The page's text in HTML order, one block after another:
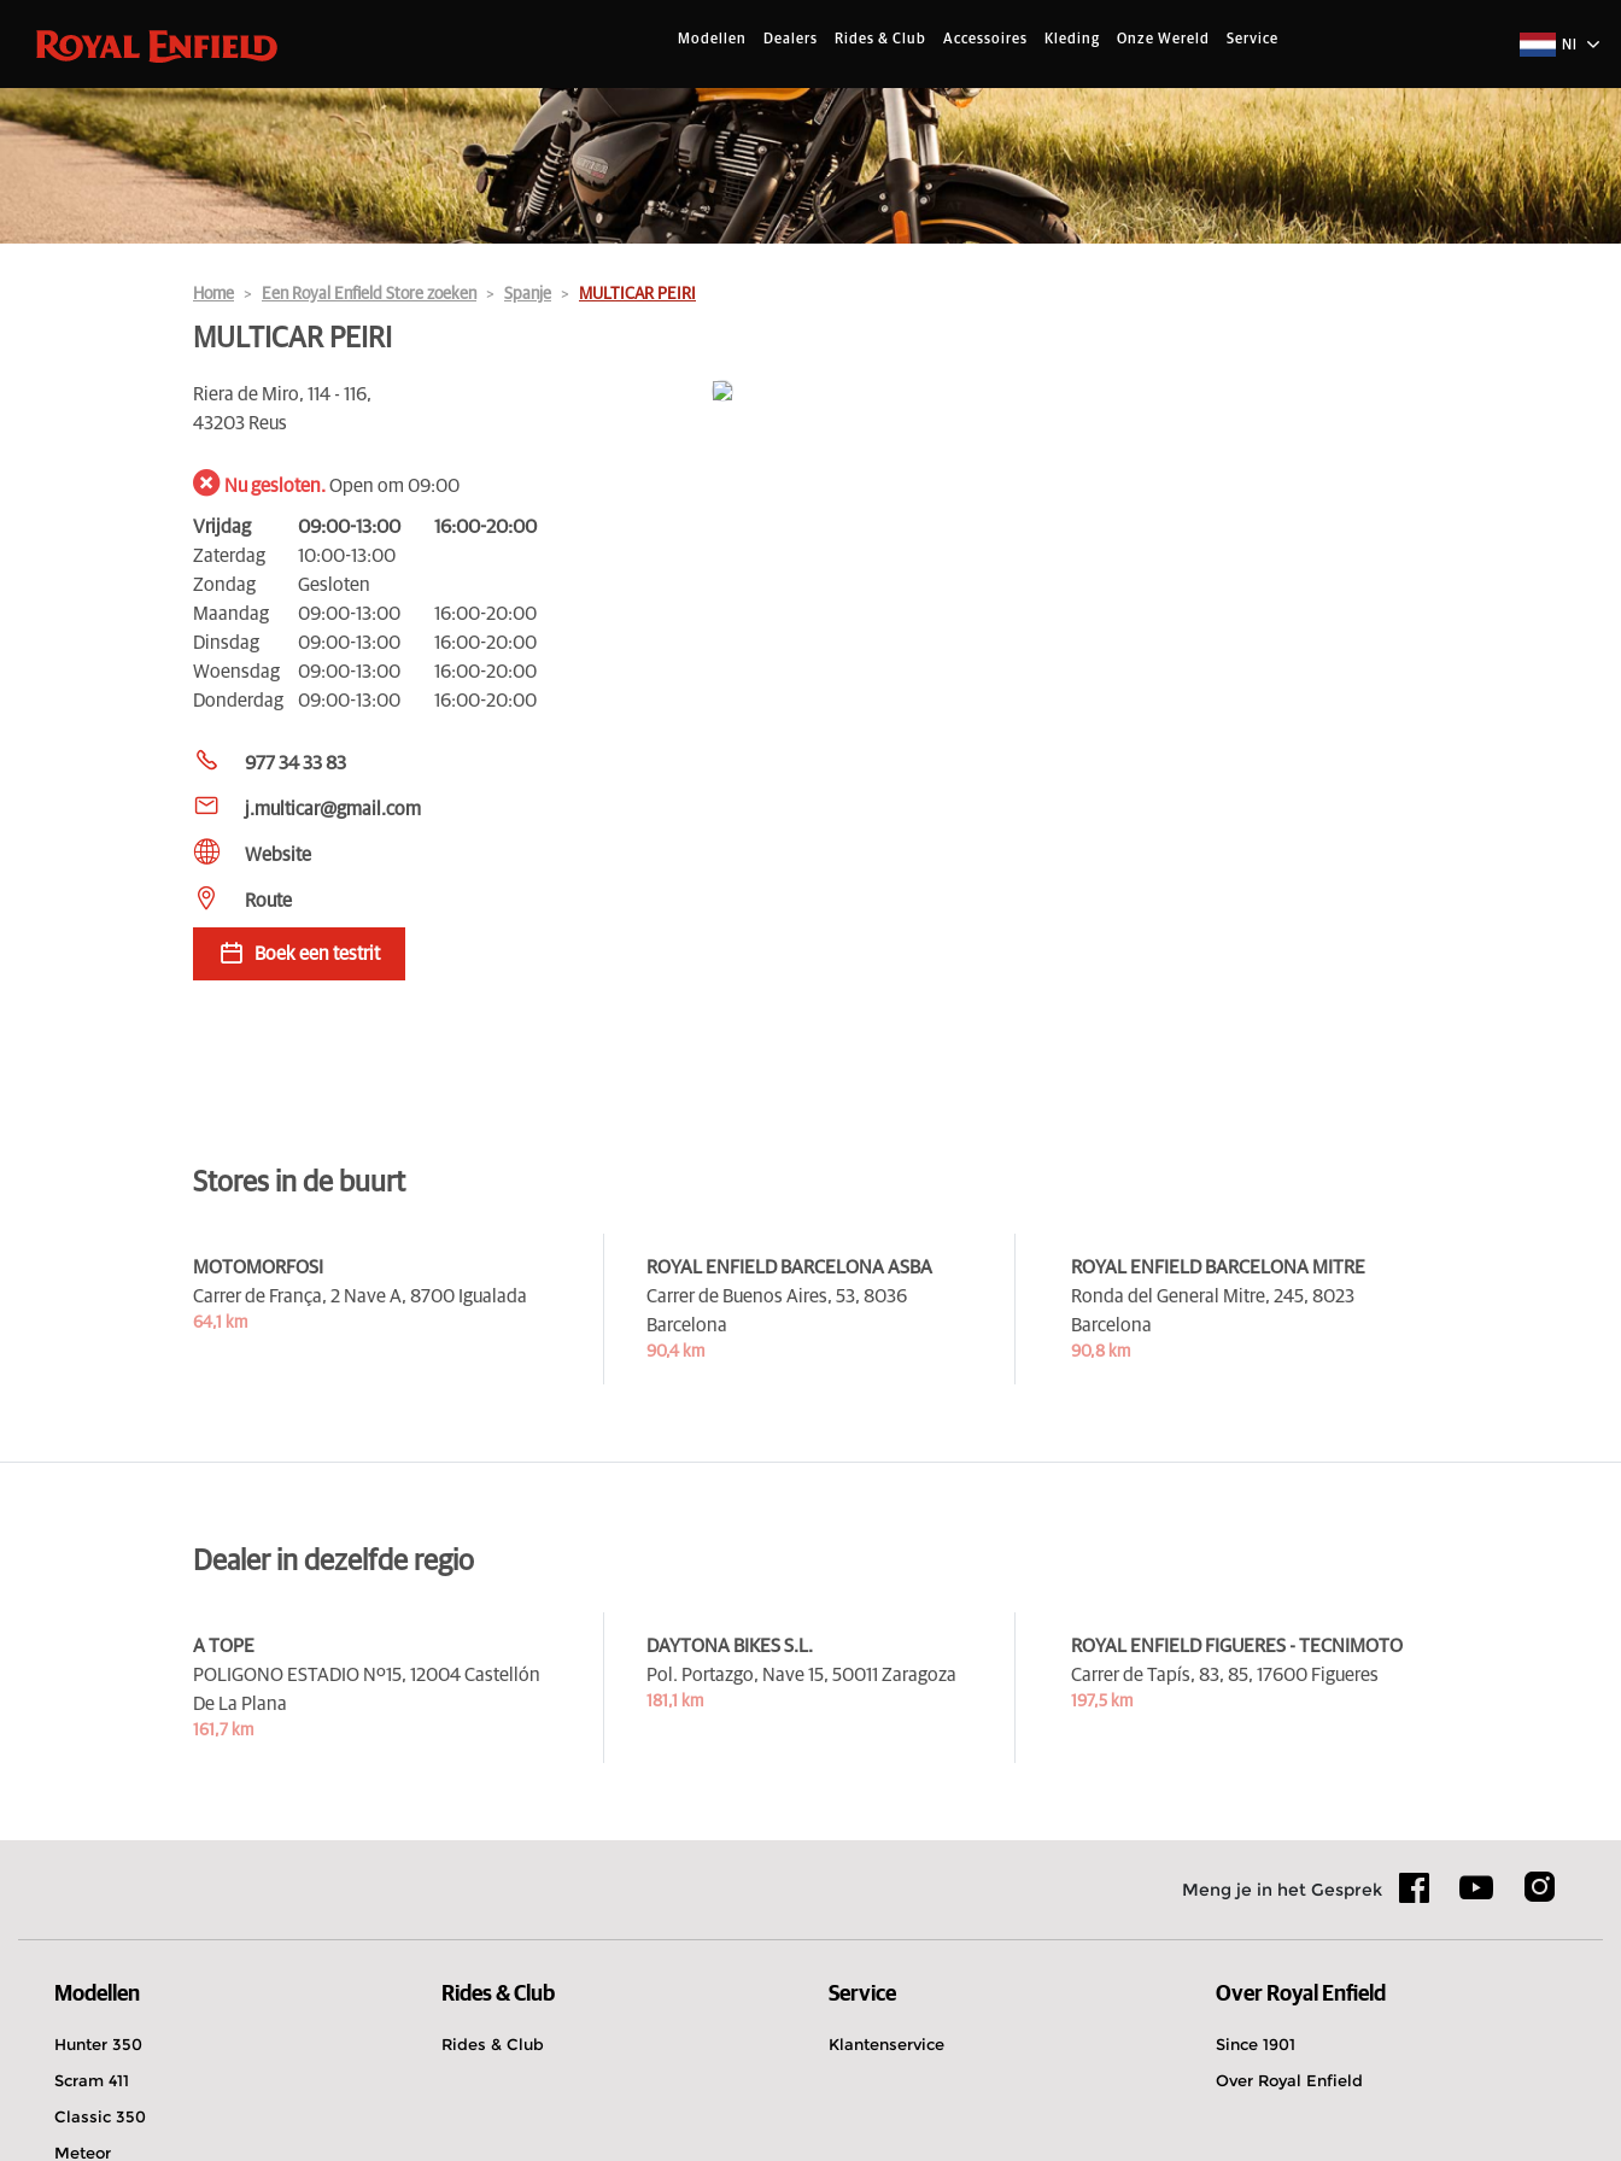
Modellen Dealers Rides & Club Accessoires Kleding Onze Wereld Service Nl
Home Een Royal Enfield Store zoeken Spanje MULTICAR PEIRI
MULTICAR PEIRI
Riera de Miro, 114 - 116,
43203 Reus
Nu gesloten.Open om 09:00
Vrijdag 09:00-13:00
16:00-20:00
Zaterdag
10:00-13:00
Zondag
Gesloten
Maandag
09:00-13:00
16:00-20:00
Dinsdag
09:00-13:00
16:00-20:00
Woensdag
09:00-13:00
16:00-20:00
Donderdag
09:00-13:00 16:00-20:00
977 34 33 83
j.multicar@gmail.com
Website
Route
Boek een testrit
Stores in de buurt
MOTOMORFOSI
Carrer de França, 2 Nave A, 8700 Igualada
64,1 km
ROYAL ENFIELD BARCELONA ASBA
Carrer de Buenos Aires, 53, 8036
Barcelona
90,4 km
ROYAL ENFIELD BARCELONA MITRE
Ronda del General Mitre, 245, 8023
Barcelona
90,8 km
Dealer in dezelfde regio
A TOPE
POLIGONO ESTADIO Nº15, 12004 Castellón
De La Plana
161,7 km
DAYTONA BIKES S.L.
Pol. Portazgo, Nave 15, 50011 Zaragoza
181,1 km
ROYAL ENFIELD FIGUERES - TECNIMOTO
Carrer de Tapís, 83, 85, 17600 Figueres
197,5 km
Meng je in het Gesprek
Modellen
Hunter 350
Scram 411
Classic 350
Meteor
Rides & Club
Rides & Club
Service
Klantenservice
Over Royal Enfield
Since 1901
Over Royal Enfield